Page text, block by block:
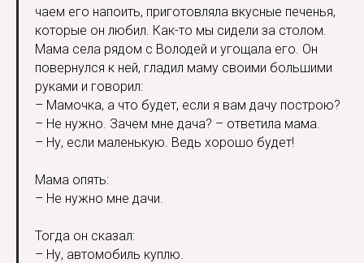
чаем его напоить, приготовляла вкусные печенья,
которые он любил. Как-то мы сидели за столом.
Мама села рядом с Володей и угощала его. Он
повернулся к ней, гладил маму своими большими
руками и говорил:
– Мамочка, а что будет, если я вам дачу построю?
– Не нужно. Зачем мне дача? – ответила мама.
– Ну, если маленькую. Ведь хорошо будет!
Мама опять:
– Не нужно мне дачи.
Тогда он сказал:
– Ну, автомобиль куплю.